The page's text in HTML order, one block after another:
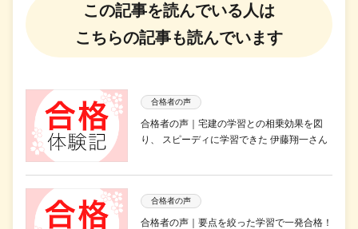
この記事を読んでいる人は
こちらの記事も読んでいます
合格者の声
合格者の声｜宅建の学習との相乗効果を図
り、 スピーディに学習できた 伊藤翔一さん
合格者の声
合格者の声｜要点を絞った学習で一発合格！